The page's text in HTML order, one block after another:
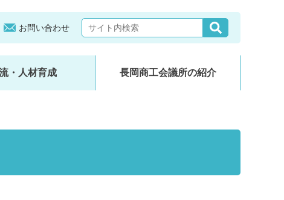
お問い合わせ
・人材育成 長岡商工会議所の紹介